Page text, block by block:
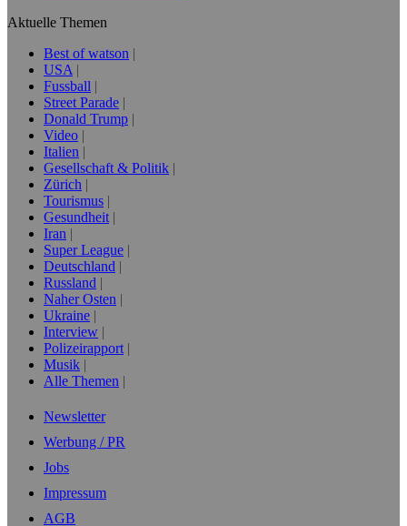
Aktuelle Themen
Best of watson
USA
Fussball
Street Parade
Donald Trump
Video
Italien
Gesellschaft & Politik
Zürich
Tourismus
Gesundheit
Iran
Super League
Deutschland
Russland
Naher Osten
Ukraine
Interview
Polizeirapport
Musik
Alle Themen
Newsletter
Werbung / PR
Jobs
Impressum
AGB